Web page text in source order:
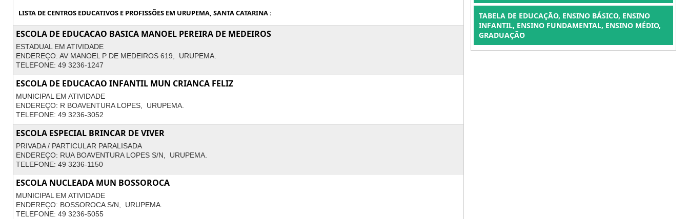
LISTA DE CENTROS EDUCATIVOS E PROFISSÕES EM URUPEMA, SANTA CATARINA :
ESCOLA DE EDUCACAO BASICA MANOEL PEREIRA DE MEDEIROS
ESTADUAL EM ATIVIDADE
ENDEREÇO: AV MANOEL P DE MEDEIROS 619, URUPEMA.
TELEFONE: 49 3236-1247
ESCOLA DE EDUCACAO INFANTIL MUN CRIANCA FELIZ
MUNICIPAL EM ATIVIDADE
ENDEREÇO: R BOAVENTURA LOPES, URUPEMA.
TELEFONE: 49 3236-3052
ESCOLA ESPECIAL BRINCAR DE VIVER
PRIVADA / PARTICULAR PARALISADA
ENDEREÇO: RUA BOAVENTURA LOPES S/N, URUPEMA.
TELEFONE: 49 3236-1150
ESCOLA NUCLEADA MUN BOSSOROCA
MUNICIPAL EM ATIVIDADE
ENDEREÇO: BOSSOROCA S/N, URUPEMA.
TELEFONE: 49 3236-5055
TABELA DE EDUCAÇÃO, ENSINO BÁSICO, ENSINO
INFANTIL, ENSINO FUNDAMENTAL, ENSINO MÉDIO,
GRADUAÇÃO